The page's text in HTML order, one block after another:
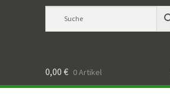
0,00 € 0 Artikel